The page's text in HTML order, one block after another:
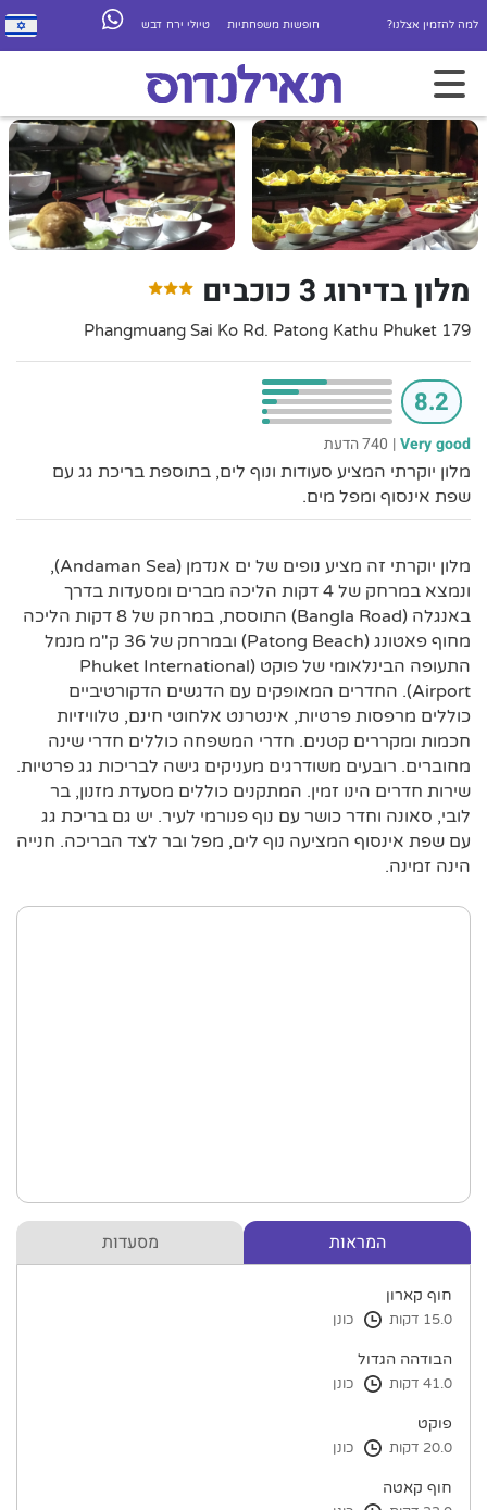
למה להזמין אצלנו? חופשות משפחתיות טיולי ירח דבש
מלון בדירוג 3 כוכבים
179 Phangmuang Sai Ko Rd. Patong Kathu Phuket
8.2
Very good
| 740 הדעת
מלון יוקרתי המציע סעודות ונוף לים, בתוספת בריכת גג עם
שפת אינסוף ומפל מים.
מלון יוקרתי זה מציע נופים של ים אנדמן (Andaman Sea),
ונמצא במרחק של 4 דקות הליכה מברים ומסעדות בדרך
באנגלה (Bangla Road) התוססת, במרחק של 8 דקות הליכה
מחוף פאטונג (Patong Beach) ובמרחק של 36 ק"מ מנמל
התעופה הבינלאומי של פוקט (Phuket International
Airport). החדרים המאופקים עם הדגשים הדקורטיביים
כוללים מרפסות פרטיות, אינטרנט אלחוטי חינם, טלוויזיות
חכמות ומקררים קטנים. חדרי המשפחה כוללים חדרי שינה
מחוברים. רובעים משודרגים מעניקים גישה לבריכות גג פרטיות.
שירות חדרים הינו זמין. המתקנים כוללים מסעדת מזנון, בר
לובי, סאונה וחדר כושר עם נוף פנורמי לעיר. יש גם בריכת גג
עם שפת אינסוף המציעה נוף לים, מפל ובר לצד הבריכה. חנייה
הינה זמינה.
המראות מסעדות
חוף קארון
15.0 דקות כונן
הבודהה הגדול
41.0 דקות כונן
פוקט
20.0 דקות כונן
חוף קאטה